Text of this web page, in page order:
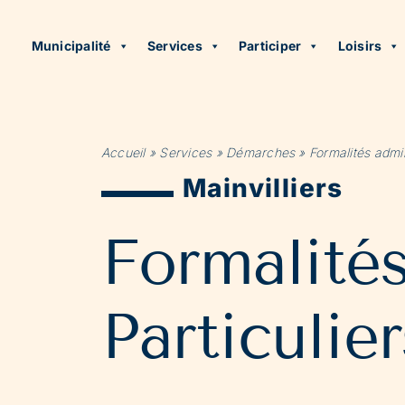
Municipalité Services Participer Loisirs
Accueil» Services» Démarches» Formalités
Mainvilliers